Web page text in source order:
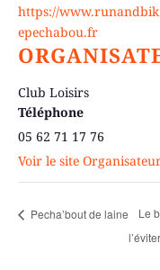
https://www.runandbik
epechabou.fr
Club Loisirs
Téléphone
05 62 71 17 76
Voir le site
Pecha’bout de laine
Le